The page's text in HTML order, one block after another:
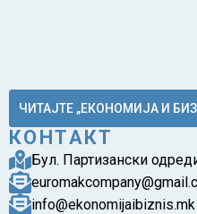
ЧИТАЈТЕ „ЕКОНОМИЈА И
КОНТАКТ
Бул. Партизански
info@ekonomijaibiznis.mk